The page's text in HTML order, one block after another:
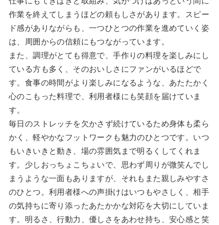
作業を終えてしまうほどの頼もしさがあります。スピー
ド感がありながらも、一つひとつの作業を進めていく姿
は、周囲からの信頼にもつながっています。
また、調理がとても得意で、手作りの料理を楽しみにし
ている方も多く、そのおいしさにファンがいるほどで
す。食事の時間がより楽しみになるような、あたたかく
心のこもった料理で、利用者様にも笑顔を届けていま
す。
毎日のストレッチを欠かさず続けているため身体も柔ら
かく、軽やかなフットワークも魅力のひとつです。いつ
もいきいきと動き、場の雰囲気まで明るくしてくれま
す。少しおっちょこちょいで、思わず周りが微笑んでし
まうような一面もありますが、それもまた親しみやすさ
のひとつ。利用者様への声掛けはいつもやさしく、相手
の気持ちに寄り添ったあたかかな対応を大切にしていま
す。明るさ、行動力、優しさをあわせ持ち、安心感と笑